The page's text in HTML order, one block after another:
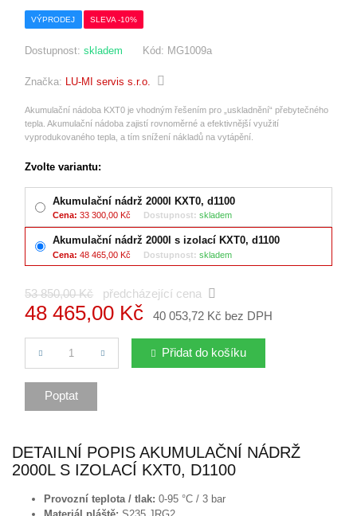
VÝPRODEJ SLEVA -10%
Dostupnost:skladem Kód: MG1009a
Značka: LU-MI servis s.r.o.
Akumulační nádoba KXT0 je vhodným řešením pro „uskladnění“ přebytečného
tepla. Akumulační nádoba zajistí rovnoměrné a efektivnější využití
vyprodukovaného tepla, a tím snížení nákladů na vytápění.
Zvolte variantu:
Akumulační nádrž 2000l KXT0, d1100
Cena: 33 300,00 Kč Dostupnost: skladem
Akumulační nádrž 2000l s izolací KXT0, d1100
Cena: 48 465,00 Kč Dostupnost: skladem
53 850,00 Kč předcházející cena
48 465,00 Kč 40 053,72 Kč bez DPH
Přidat do košíku
Poptat
DETAILNÍ POPIS AKUMULAČNÍ NÁDRŽ
2000L S IZOLACÍ KXT0, D1100
Provozní teplota / tlak: 0-95 °C / 3 bar